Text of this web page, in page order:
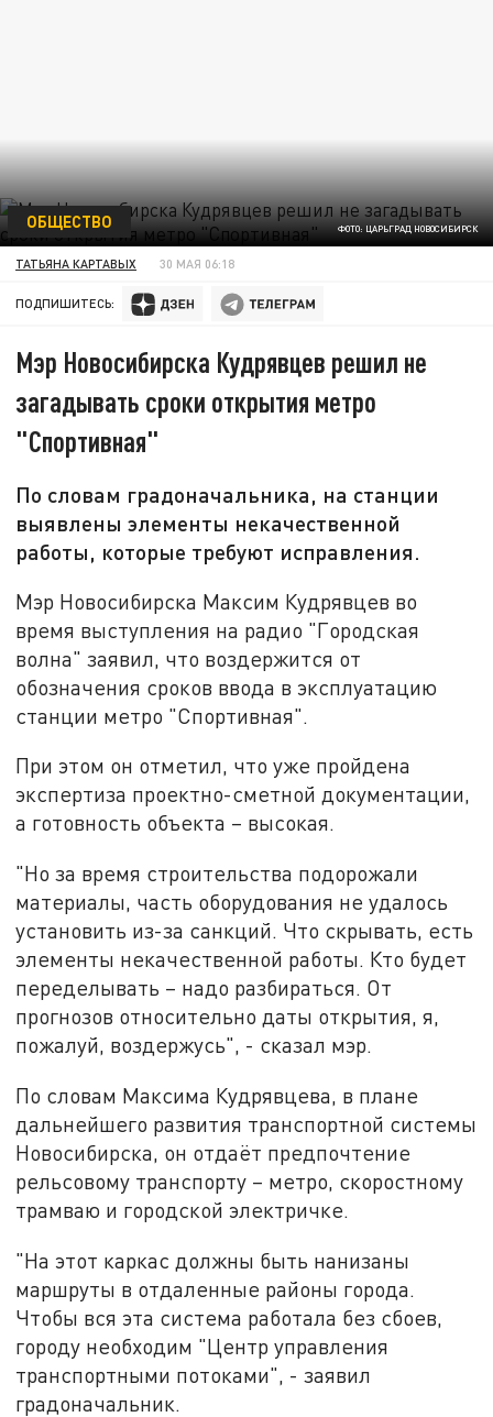
ФОТО: ЦАРЬГРАД НОВОСИБИРСК
ОБЩЕСТВО
ТАТЬЯНА КАРТАВЫХ 30 МАЯ 06:18
ПОДПИШИТЕСЬ:
Мэр Новосибирска Кудрявцев решил не
загадывать сроки открытия метро
"Спортивная"
По словам градоначальника, на станции
выявлены элементы некачественной
работы, которые требуют исправления.
Мэр Новосибирска Максим Кудрявцев во
время выступления на радио "Городская
волна" заявил, что воздержится от
обозначения сроков ввода в эксплуатацию
станции метро "Спортивная".
При этом он отметил, что уже пройдена
экспертиза проектно-сметной документации,
а готовность объекта – высокая.
"Но за время строительства подорожали
материалы, часть оборудования не удалось
установить из-за санкций. Что скрывать, есть
элементы некачественной работы. Кто будет
переделывать – надо разбираться. От
прогнозов относительно даты открытия, я,
пожалуй, воздержусь", - сказал мэр.
По словам Максима Кудрявцева, в плане
дальнейшего развития транспортной системы
Новосибирска, он отдаёт предпочтение
рельсовому транспорту – метро, скоростному
трамваю и городской электричке.
"На этот каркас должны быть нанизаны
маршруты в отдаленные районы города.
Чтобы вся эта система работала без сбоев,
городу необходим "Центр управления
транспортными потоками", - заявил
градоначальник.